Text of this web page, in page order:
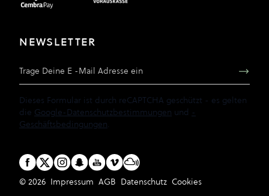
NEWSLETTER
Dieses Formular ist durch reCAPTCHA geschützt - es gelten
die Google-Datenschutzbestimmungen und -
Geschäftsbedingungen.
© 2026 Impressum AGB Datenschutz Cookies